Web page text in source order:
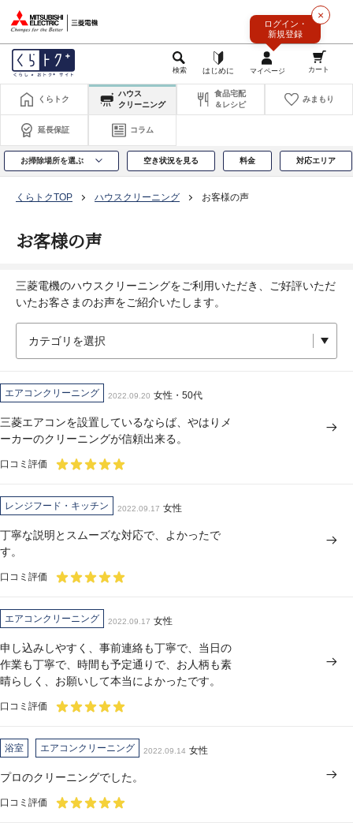
×
ログイン・
新規登録
くらトク
ハウス
クリーニング
食品宅配
＆レシピ
みまもり
延長保証 コラム
お掃除場所を選ぶ 空き状況を見る 料金 対応エリア
くらトクTOP ハウスクリーニング お客様の声
お客様の声
三菱電機のハウスクリーニングをご利用いただき、ご好評いただ
いたお客さまのお声をご紹介いたします。
エアコンクリーニング 2022.09.20 女性・50代
三菱エアコンを設置しているならば、やはりメ
ーカーのクリーニングが信頼出来る。
口コミ評価
レンジフード・キッチン 2022.09.17 女性
丁寧な説明とスムーズな対応で、よかったで
す。
口コミ評価
エアコンクリーニング 2022.09.17 女性
申し込みしやすく、事前連絡も丁寧で、当日の
作業も丁寧で、時間も予定通りで、お人柄も素
晴らしく、お願いして本当によかったです。
口コミ評価
浴室 エアコンクリーニング 2022.09.14 女性
プロのクリーニングでした。
口コミ評価